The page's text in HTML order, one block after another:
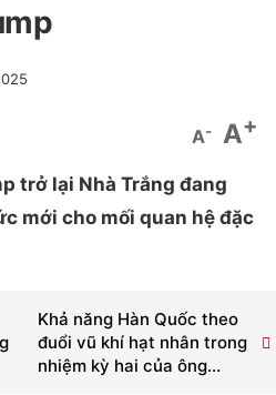
A- A+
trở lại Nhà Trắng đang
mới cho mối quan hệ đặc
Khả năng Hàn Quốc theo
đuổi vũ khí hạt nhân trong
nhiệm kỳ hai của ông...